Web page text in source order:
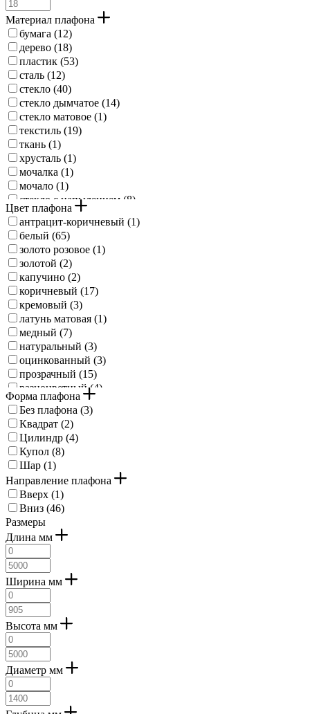
черный (148)
золотистый (
серебро матовое (
никель-матовый (
латунь состаренный (
коричн (1)
светло-коричн (1 )
матовый латунь (1
Материал плафона
бумага (12)
дерево (18)
пластик (53)
сталь (12)
стекло (40)
стекло дымчатое (14)
стекло матовое (1)
текстиль (19)
ткань (1)
хрусталь (1)
мочалка (1)
мочало (1)
стекло с напылением (8)
блестящее стекло (
матовое стекло (3)
рифленое стекло (
Цвет плафона
антрацит-коричневый (1)
белый (65)
золото розовое (1)
золотой (2)
капучино (2)
коричневый (17)
кремовый (3)
латунь матовая (1)
медный (7)
натуральный (3)
оцинкованный (3)
прозрачный (15)
разноцветный (4)
серо-коричневый (
серый (10)
серый матовый (
черный (15)
черный-прозрачный (
янтарный (
черный прозрачный (6
золотистый (
природный (
Форма плафона
Без плафона (3)
Квадрат (2)
Цилиндр (4)
Купол (8)
Шар (1)
Направление плафона
Вверх (1)
Вниз (46)
Размеры
Длина мм
Ширина мм
Высота мм
Диаметр мм